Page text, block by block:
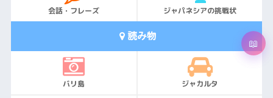
会話・フレーズ ジャパネシアの挑戦状
読み物
バリ島 ジャカルタ